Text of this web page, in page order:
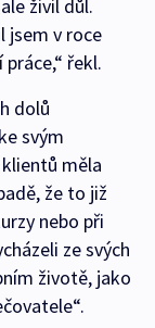
živil důl.
jsem v roce
řekl.
dolů
svým
měla
že to již
nebo při
ze svých
životě, jako